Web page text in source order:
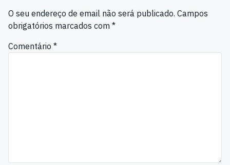
O seu endereço de email não será publicado. Campos
obrigatórios marcados com *
Comentário *